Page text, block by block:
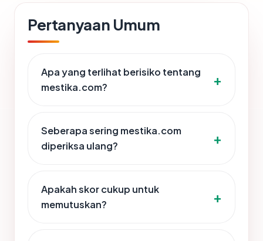
Pertanyaan Umum
Apa yang terlihat berisiko tentang
mestika.com?
Seberapa sering mestika.com
diperiksa ulang?
Apakah skor cukup untuk
memutuskan?